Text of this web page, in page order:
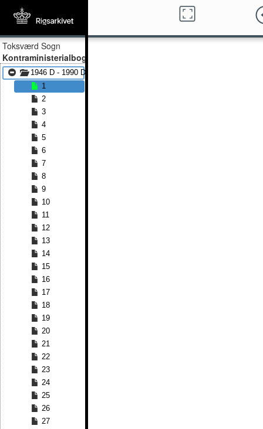
Toksværd Sogn
Kontraministerialbog
1946 D - 1990 D
1
2
3
4
5
6
7
8
9
10
11
12
13
14
15
16
17
18
19
20
21
22
23
24
25
26
27